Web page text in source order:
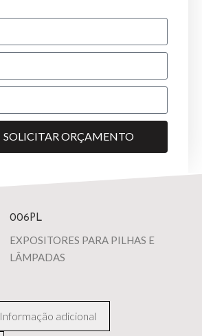
SOLICITAR ORÇAMENTO
006PL
EXPOSITORES PARA PILHAS E
LÂMPADAS
Informação adicional